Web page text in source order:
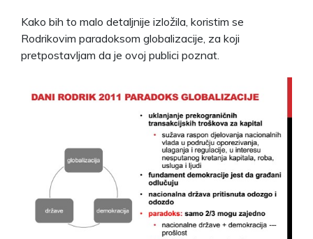
Kako bih to malo detaljnije izložila, koristim se
Rodrikovim paradoksom globalizacije, za koji
pretpostavljam da je ovoj publici poznat.